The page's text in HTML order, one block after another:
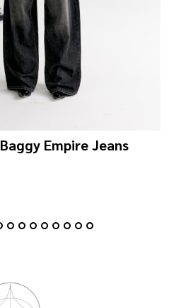
Empire Jeans